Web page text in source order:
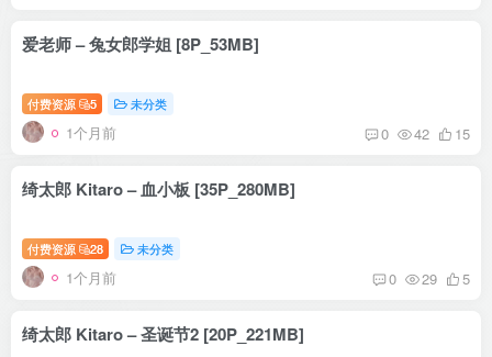
爱老师 – 兔女郎学姐 [8P_53MB]
付费资源 5 未分类
1个月前 0 42 15
绮太郎 Kitaro – 血小板 [35P_280MB]
付费资源 28 未分类
1个月前 0 29 5
绮太郎 Kitaro – 圣诞节2 [20P_221MB]